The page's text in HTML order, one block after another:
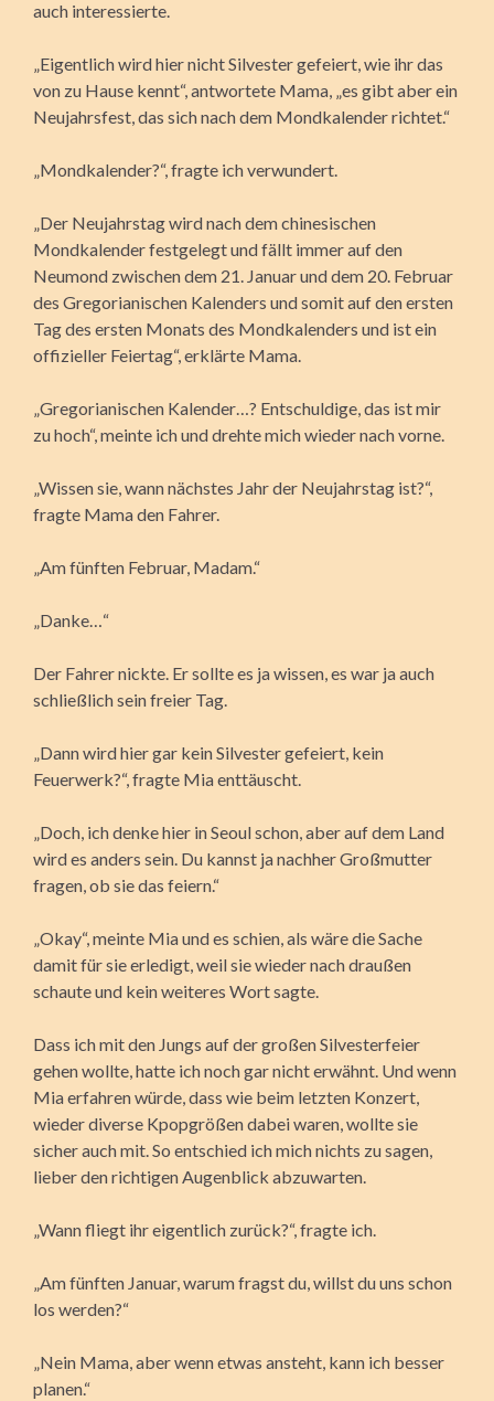
auch interessierte.
„Eigentlich wird hier nicht Silvester gefeiert, wie ihr das
von zu Hause kennt“, antwortete Mama, „es gibt aber ein
Neujahrsfest, das sich nach dem Mondkalender richtet.“
„Mondkalender?“, fragte ich verwundert.
„Der Neujahrstag wird nach dem chinesischen
Mondkalender festgelegt und fällt immer auf den
Neumond zwischen dem 21. Januar und dem 20. Februar
des Gregorianischen Kalenders und somit auf den ersten
Tag des ersten Monats des Mondkalenders und ist ein
offizieller Feiertag“, erklärte Mama.
„Gregorianischen Kalender…? Entschuldige, das ist mir
zu hoch“, meinte ich und drehte mich wieder nach vorne.
„Wissen sie, wann nächstes Jahr der Neujahrstag ist?“,
fragte Mama den Fahrer.
„Am fünften Februar, Madam.“
„Danke…“
Der Fahrer nickte. Er sollte es ja wissen, es war ja auch
schließlich sein freier Tag.
„Dann wird hier gar kein Silvester gefeiert, kein
Feuerwerk?“, fragte Mia enttäuscht.
„Doch, ich denke hier in Seoul schon, aber auf dem Land
wird es anders sein. Du kannst ja nachher Großmutter
fragen, ob sie das feiern.“
„Okay“, meinte Mia und es schien, als wäre die Sache
damit für sie erledigt, weil sie wieder nach draußen
schaute und kein weiteres Wort sagte.
Dass ich mit den Jungs auf der großen Silvesterfeier
gehen wollte, hatte ich noch gar nicht erwähnt. Und wenn
Mia erfahren würde, dass wie beim letzten Konzert,
wieder diverse Kpopgrößen dabei waren, wollte sie
sicher auch mit. So entschied ich mich nichts zu sagen,
lieber den richtigen Augenblick abzuwarten.
„Wann fliegt ihr eigentlich zurück?“, fragte ich.
„Am fünften Januar, warum fragst du, willst du uns schon
los werden?“
„Nein Mama, aber wenn etwas ansteht, kann ich besser
planen.“